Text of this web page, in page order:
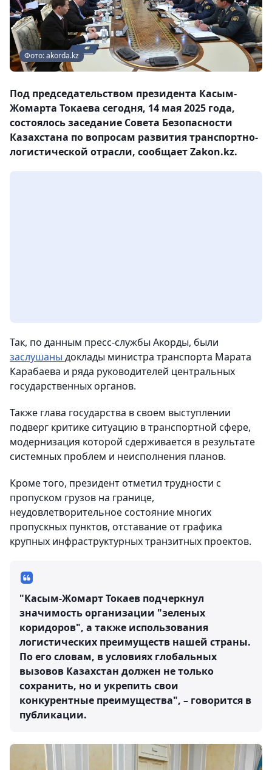
Фото: akorda.kz
Под председательством президента Касым-
Жомарта Токаева сегодня, 14 мая 2025 года,
состоялось заседание Совета Безопасности
Казахстана по вопросам развития транспортно-
логистической отрасли, сообщает Zakon.kz.
Так, по данным пресс-службы Акорды, были
заслушаны доклады министра транспорта Марата
Карабаева и ряда руководителей центральных
государственных органов.
Также глава государства в своем выступлении
подверг критике ситуацию в транспортной сфере,
модернизация которой сдерживается в результате
системных проблем и неисполнения планов.
Кроме того, президент отметил трудности с
пропуском грузов на границе,
неудовлетворительное состояние многих
пропускных пунктов, отставание от графика
крупных инфраструктурных транзитных проектов.
"Касым-Жомарт Токаев подчеркнул
значимость организации "зеленых
коридоров", а также использования
логистических преимуществ нашей страны.
По его словам, в условиях глобальных
вызовов Казахстан должен не только
сохранить, но и укрепить свои
конкурентные преимущества", – говорится в
публикации.